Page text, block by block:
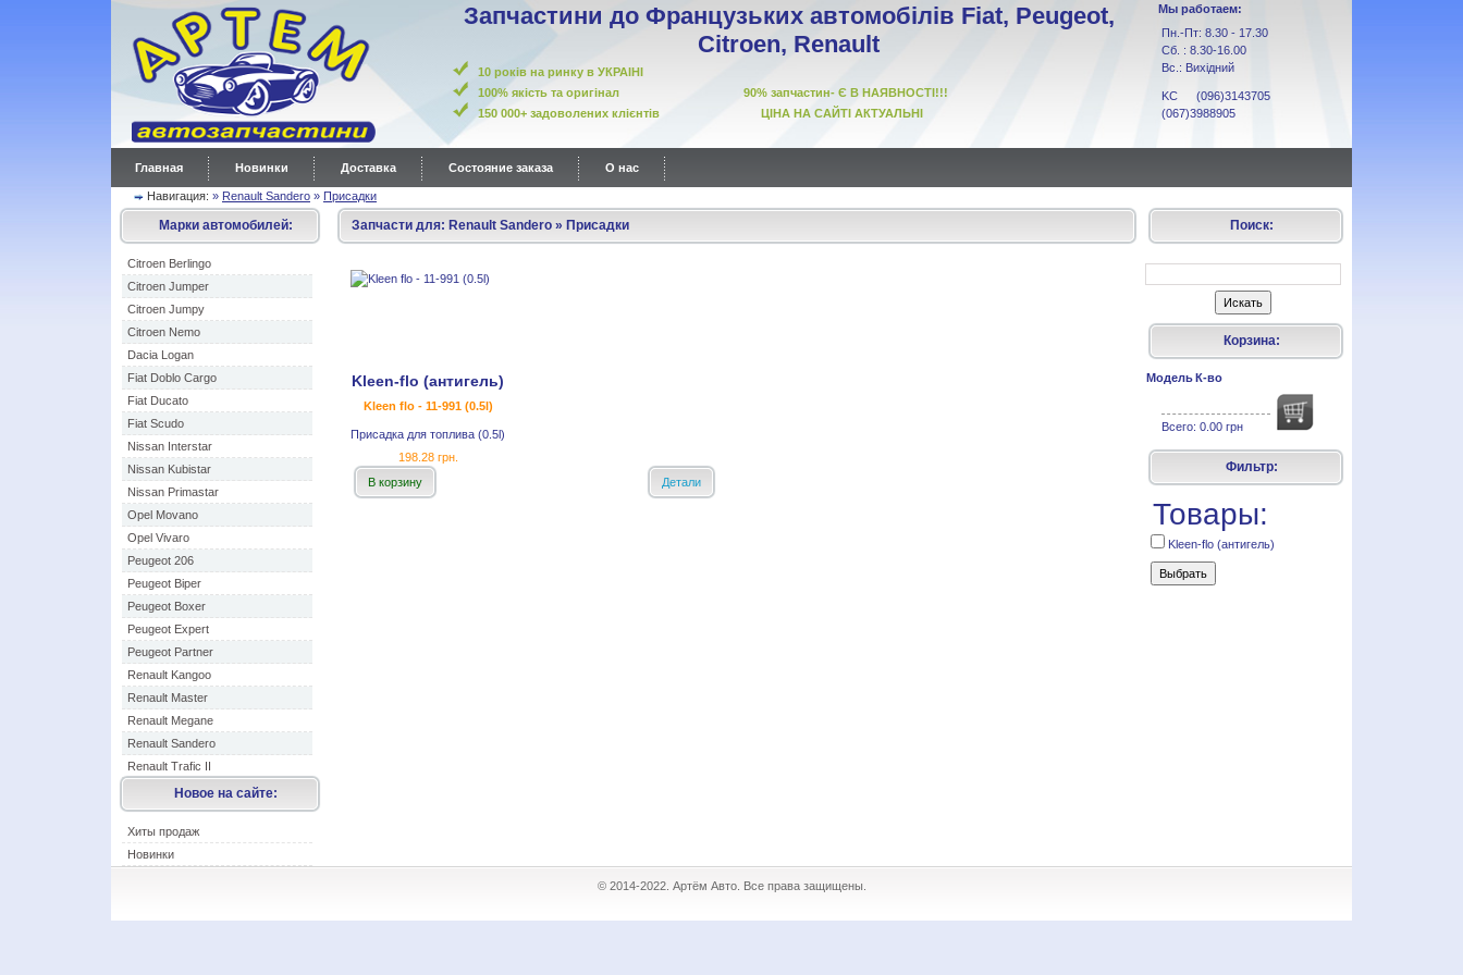
Запчастини до Французьких автомобілів Fiat, Peugeot,
Citroen, Renault
10 років на ринку в УКРАІНІ
100% якість та оригінал 90% запчастин- Є В НАЯВНОСТІ!!!
150 000+ задоволених клієнтів ЦІНА НА САЙТІ АКТУАЛЬНІ
Мы работаем:
Пн.-Пт: 8.30 - 17.30
Сб. : 8.30-16.00
Вс.: Вихідний
KC (096)3143705
(067)3988905
Главная Новинки Доставка Состояние заказа О нас
Навигация: » Renault Sandero » Присадки
Марки автомобилей:
Citroen Berlingo
Citroen Jumper
Citroen Jumpy
Citroen Nemo
Dacia Logan
Fiat Doblo Cargo
Fiat Ducato
Fiat Scudo
Nissan Interstar
Nissan Kubistar
Nissan Primastar
Opel Movano
Opel Vivaro
Peugeot 206
Peugeot Biper
Peugeot Boxer
Peugeot Expert
Peugeot Partner
Renault Kangoo
Renault Master
Renault Megane
Renault Sandero
Renault Trafic II
Новое на сайте:
Хиты продаж
Новинки
Запчасти для: Renault Sandero » Присадки
Kleen-flo (антигель)
Kleen flo - 11-991 (0.5l)
Присадка для топлива (0.5l)
198.28 грн.
В корзину
Детали
Поиск:
Корзина:
МодельК-во
Всего: 0.00 грн
Фильтр:
Товары:
Kleen-flo (антигель)
© 2014-2022. Артём Авто. Все права защищены.